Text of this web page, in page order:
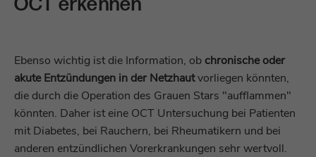
OCT erkennen
Ebenso wichtig ist die Information, ob chronische oder
akute Entzündungen in der Netzhautvorliegen könnten,
die durch die Operation des Grauen Stars "aufflammen"
könnten. Daher ist eine OCT Untersuchung bei Patienten
mit Diabetes, bei Rauchern, bei Rheumatikern und bei
anderen entzündlichen Vorerkrankungen sehr wertvoll.
Wird verwendet, um sicherzustellen, dass
zabHMBucket
Anbieter Zoho PageSense
Laufzeit 1 Jahr